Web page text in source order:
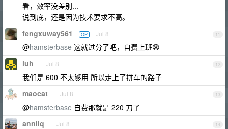
看，效率没差别...
说到底，还是因为技术要求不高。
11
fengxuway561 OP Jul 8
@hamsterbase 这就过分了吧，自费上班😧
12
iuh Jul 8
我们是 600 不太够用 所以走上了拼车的路子
13
maocat Jul 8
@hamsterbase 自费那就是 220 刀了
14
annilq Jul 8